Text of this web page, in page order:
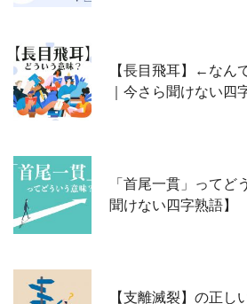
【長目飛耳】←なん
｜今さら聞けない四
「首尾一貫」ってど
聞けない四字熟語】
【支離滅裂】の正し